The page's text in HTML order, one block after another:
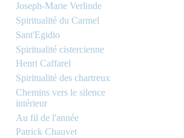
Joseph-Marie Verlinde
Spiritualité du Carmel
Sant'Egidio
Spiritualité cistercienne
Henri Caffarel
Spiritualité des chartreux
Chemins vers le silence
intérieur
Au fil de l'année
Patrick Chauvet